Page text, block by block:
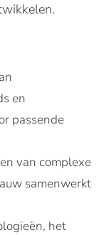
en
passende
van complexe
samenwerkt
het